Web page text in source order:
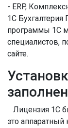
- ERP,
1С Бухгалтерия
программы 1С
специалистов,
сайте.
Лицензия 1С
это аппаратный